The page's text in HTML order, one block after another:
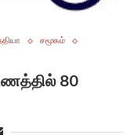
சமூகம்
80